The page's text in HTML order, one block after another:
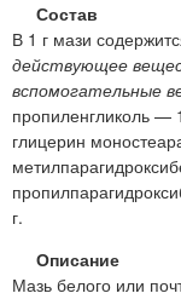
Состав
В 1 г мази
действующее
вспомогательные
пропиленгликоль —
глицерин
г.
Описание
Мазь белого или